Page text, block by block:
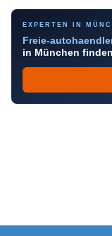
EXPERTEN IN
Freie-
in München finden